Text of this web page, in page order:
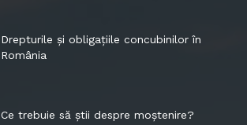
Drepturile și obligațiile concubinilor în
România
Ce trebuie să știi despre moștenire?